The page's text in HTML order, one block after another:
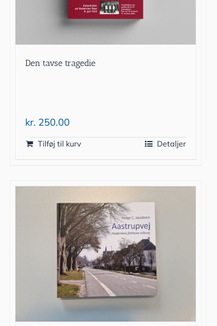
Den tavse tragedie
kr. 250.00
Tilføj til kurv Detaljer